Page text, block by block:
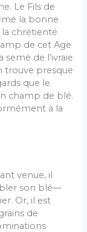
Le Fils de
la bonne
chrétienté
de cet Age
semé de l’ivraie
trouve presque
que le
champ de blé.
à la
venue, il
son blé—
Or, il est
de